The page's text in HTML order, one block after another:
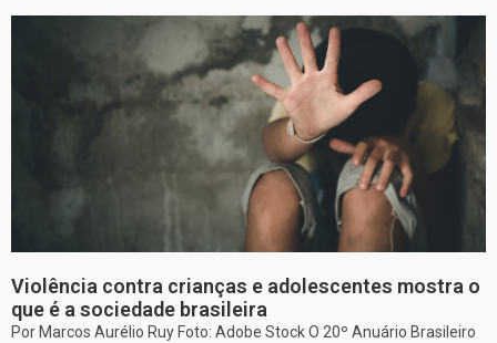
Violência contra crianças e adolescentes mostra o
que é a sociedade brasileira
Por Marcos Aurélio Ruy Foto: Adobe Stock O 20º Anuário Brasileiro